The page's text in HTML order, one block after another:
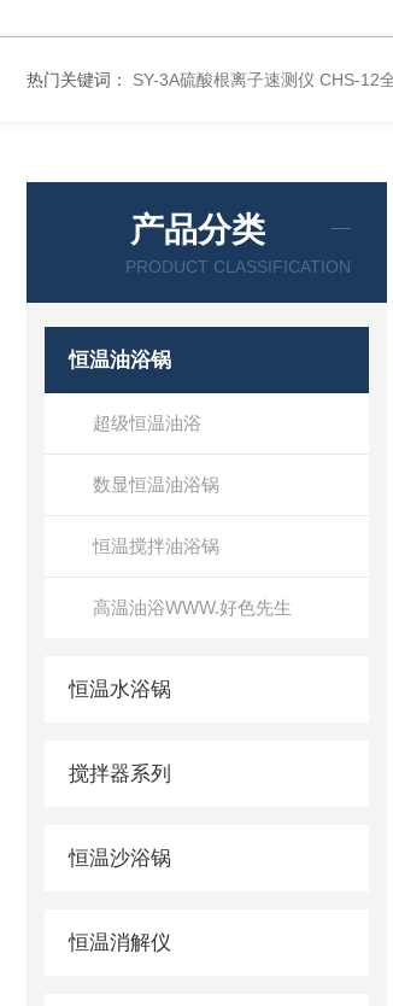
热门关键词： SY-3A硫酸根离子速测仪 CHS-12
产品分类
PRODUCT CLASSIFICATION
恒温油浴锅
超级恒温油浴
数显恒温油浴锅
恒温搅拌油浴锅
高温油浴WWW.好色先生
恒温水浴锅
搅拌器系列
恒温沙浴锅
恒温消解仪